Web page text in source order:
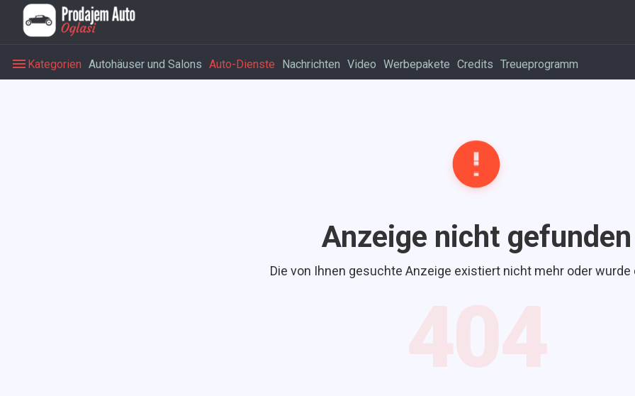
Kategorien Autohäuser und Salons Auto-Dienste Nachrichten Video Werbepakete Credits Treueprogramm
Anzeige nicht gefunden
Die von Ihnen gesuchte Anzeige existiert nicht mehr oder